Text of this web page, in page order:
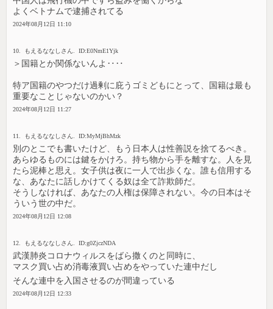
よくベトナムで逮捕されてる
2024年08月12日 11:10
10. もえるななしさん. ID:E0NmE1Yjk
＞国籍とか関係ないんよ‥‥
特ア国籍のやつだけ過剰に庇うゴミどもにとって、国籍は最も
重要なことじゃないのかい？
2024年08月12日 11:27
11. もえるななしさん. ID:MyMjBhMzk
別のとこでも書いたけど、もう日本人は性善説を捨てるべき。
あらゆるものには鍵をかけろ。持ち物から手を離すな。人を見
たら泥棒と思え。女子供は夜に一人で出歩くな。誰も信用する
な、あなたに話しかけてくる奴は全て詐欺師だ。
そうしなければ、あなたの人権は保障されない。今の日本はそ
ういう世の中だ。
2024年08月12日 12:08
12. もえるななしさん. ID:g0ZjczNDA
武漢肺炎コロナウィルスをばら撒くのと同時に、
マスク買い占め消毒液買い占めをやっていた連中だし
そんな連中を入国させるのが間違っている
2024年08月12日 12:33